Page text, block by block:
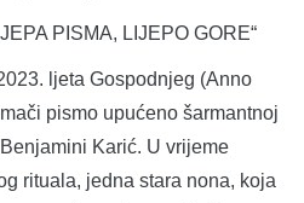
PISMA, LIJEPO GORE“
ljeta Gospodnjeg (Anno
pismo upućeno šarmantnoj
Karić. U vrijeme
rituala, jedna stara nona, koja